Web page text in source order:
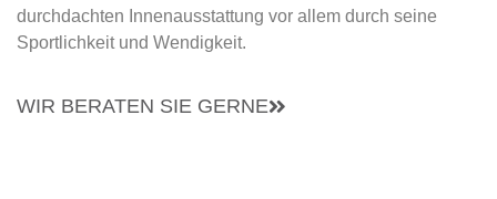
durchdachten Innenausstattung vor allem durch seine
Sportlichkeit und Wendigkeit.
WIR BERATEN SIE GERNE